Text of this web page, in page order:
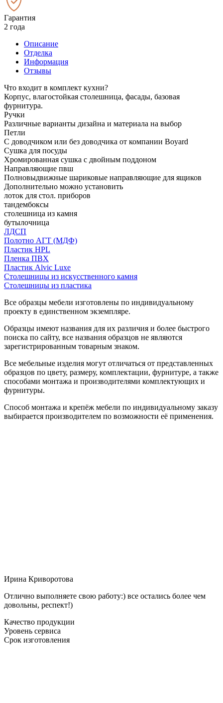
Гарантия
2 года
Описание
Отделка
Информация
Отзывы
Что входит в комплект кухни?
Корпус, влагостойкая столешница, фасады, базовая
фурнитура.
Ручки
Различные варианты дизайна и материала на выбор
Петли
С доводчиком или без доводчика от компании Boyard
Сушка для посуды
Хромированная сушка с двойным поддоном
Направляющие пвш
Полновыдвижные шариковые направляющие для ящиков
Дополнительно можно установить
лоток для стол. приборов
тандембоксы
столешница из камня
бутылочница
ЛДСП
Полотно АГТ (МДФ)
Пластик HPL
Пленка ПВХ
Пластик Alvic Luxe
Столешницы из искусственного камня
Столешницы из пластика
Все образцы мебели изготовлены по индивидуальному
проекту в единственном экземпляре.
Образцы имеют названия для их различия и более быстрого
поиска по сайту, все названия образцов не являются
зарегистрированным товарным знаком.
Все мебельные изделия могут отличаться от представленных
образцов по цвету, размеру, комплектации, фурнитуре, а также
способами монтажа и производителями комплектующих и
фурнитуры.
Способ монтажа и крепёж мебели по индивидуальному заказу
выбирается производителем по возможности её применения.
Ирина Криворотова
Отлично выполняете свою работу:) все остались более чем
довольны, респект!)
Качество продукции
Уровень сервиса
Срок изготовления